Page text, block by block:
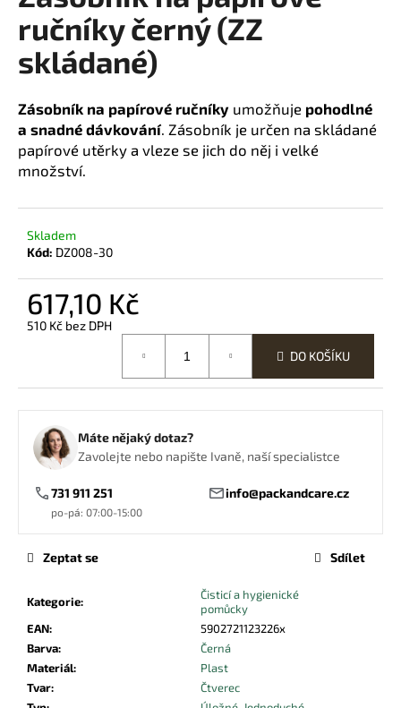
ručníky černý (ZZ
skládané)
Zásobník na papírové ručníky umožňuje pohodlné
a snadné dávkování. Zásobník je určen na skládané
papírové utěrky a vleze se jich do něj i velké
množství.
Skladem
Kód: DZ008-30
617,10 Kč
510 Kč bez DPH
DO KOŠÍKU
Máte nějaký dotaz?
Zavolejte nebo napište Ivaně, naší specialistce
731 911 251
po-pá: 07:00-15:00
info@packandcare.cz
Kategorie:
Čisticí a hygienické
pomůcky
EAN:
5902721123226x
Barva:
Černá
Materiál:
Plast
Tvar:
Čtverec
Zeptat se Sdílet
a
j
í
?
HLEDAT
p
u
č
UBROUSEK
¼
0,39
Kč